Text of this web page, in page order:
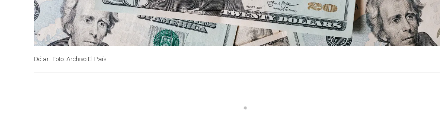
Dólar. Foto: Archivo El País